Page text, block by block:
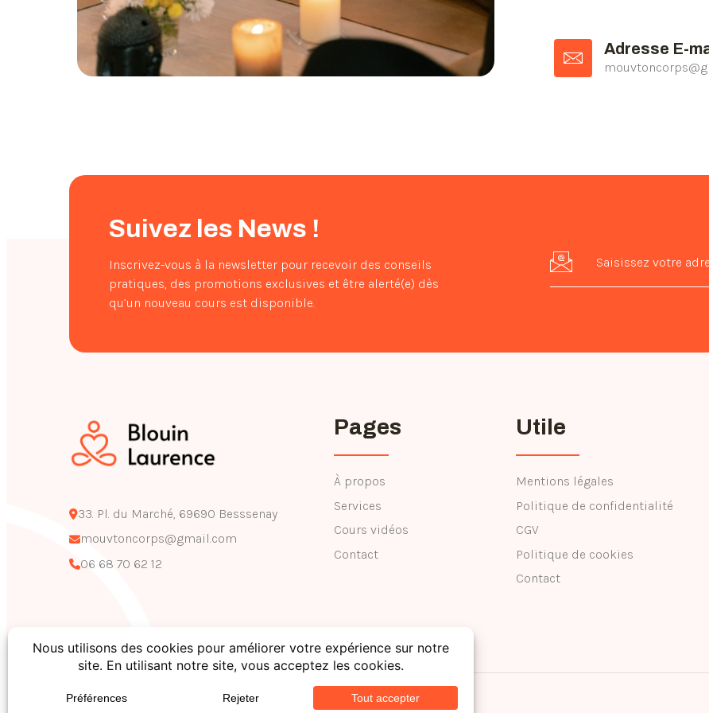
Adresse E-
Suivez les News !
Inscrivez-vous à la newsletter pour recevoir des conseils
pratiques, des promotions exclusives et être alerté(e) dès
qu’un nouveau cours est disponible.
33. Pl. du Marché, 69690 Besssenay
mouvtoncorps@gmail.com
06 68 70 62 12
Pages
À propos
Services
Cours vidéos
Contact
Utile
Mentions légales
Politique de confidentialité
CGV
Politique de cookies
Contact